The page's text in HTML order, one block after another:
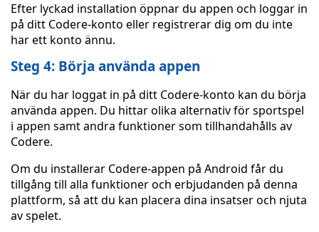
Efter lyckad installation öppnar du appen och loggar in
på ditt Codere-konto eller registrerar dig om du inte
har ett konto ännu.
Steg 4: Börja använda appen
När du har loggat in på ditt Codere-konto kan du börja
använda appen. Du hittar olika alternativ för sportspel
i appen samt andra funktioner som tillhandahålls av
Codere.
Om du installerar Codere-appen på Android får du
tillgång till alla funktioner och erbjudanden på denna
plattform, så att du kan placera dina insatser och njuta
av spelet.